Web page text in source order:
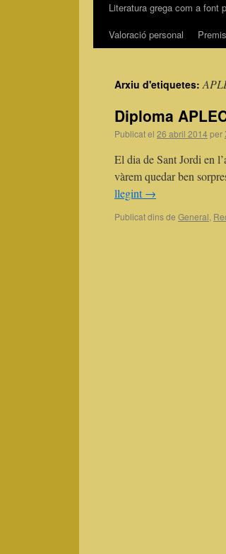
contingut
Literatura grega com a font
Valoració personal
Premis
Arxiu d'etiquetes:
Diploma
Publicat el 26 abril 2014 per
El dia de Sant Jordi en
vàrem quedar ben
llegint→
Publicat dins de General